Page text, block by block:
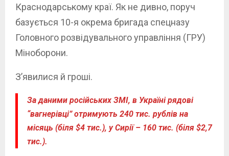
Краснодарському краї. Як не дивно, поруч
базується 10-я окрема бригада спецназу
Головного розвідувального управління (ГРУ)
Міноборони.
З’явилися й гроші.
За даними російських ЗМІ, в Україні рядові
“вагнерівці” отримують 240 тис. рублів на
місяць (біля $4 тис.), у Сирії – 160 тис. (біля $2,7
тис.).